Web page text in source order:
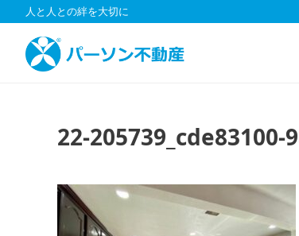
ン
人と人との絆を大切に
22-